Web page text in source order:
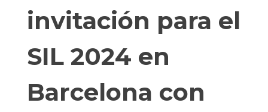
invitación para el
SIL 2024 en
Barcelona con